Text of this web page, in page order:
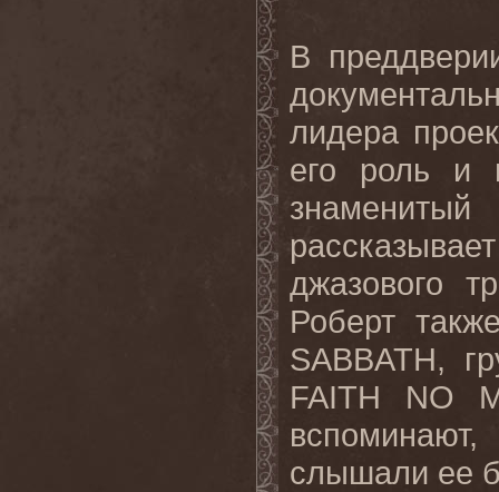
В
лидера
его роль и
джазового
Роберт
SABBATH,
FAITH
NO
слышали ее